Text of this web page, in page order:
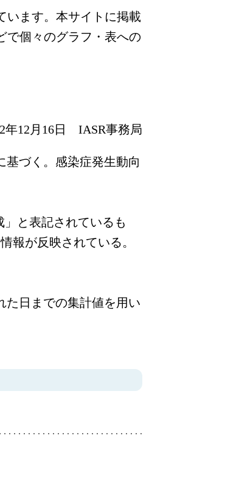
います。本サイトに掲載
で個々のグラフ・表への
年12月16日 IASR事務局
基づく。感染症発生動向
と表記されているも
報が反映されている。
た日までの集計値を用い